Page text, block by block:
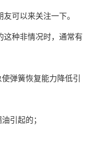
可以来关注一下。
这种非情况时，通常有
弹簧恢复能力降低引
引起的；